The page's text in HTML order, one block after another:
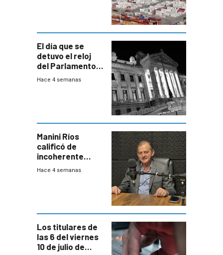
El día que se
detuvo el reloj
del Parlamento
para negociar
Hace 4 semanas
Manini Ríos
calificó de
incoherente
decisión de
Hace 4 semanas
Los titulares de
las 6 del viernes
10 de julio de